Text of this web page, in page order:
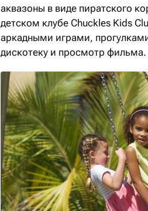
аквазоны в виде пиратского
детском клубе Chuckles Kids
аркадными играми,
дискотеку и просмотр фильма.